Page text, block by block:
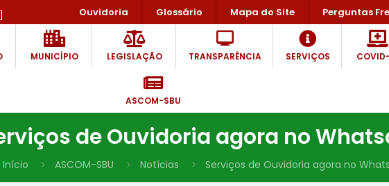
Ouvidoria Glossário Mapa do Site Perguntas
MUNICÍPIO LEGISLAÇÃO TRANSPARÊNCIA SERVIÇOS
ASCOM-SBU
de Ouvidoria agora no
Início ASCOM-SBU Notícias Serviços de Ouvidoria agora no